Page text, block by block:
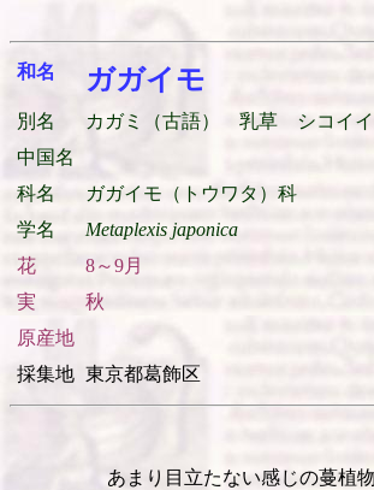
和名 ガガイモ
別名
カガミ（古語） 乳草 シコイ
中国名
科名
ガガイモ（トウワタ）科
学名
Metaplexis japonica
花
8～9月
実
秋
原産地
採集地 東京都葛飾区
あまり目立たない感じの蔓植